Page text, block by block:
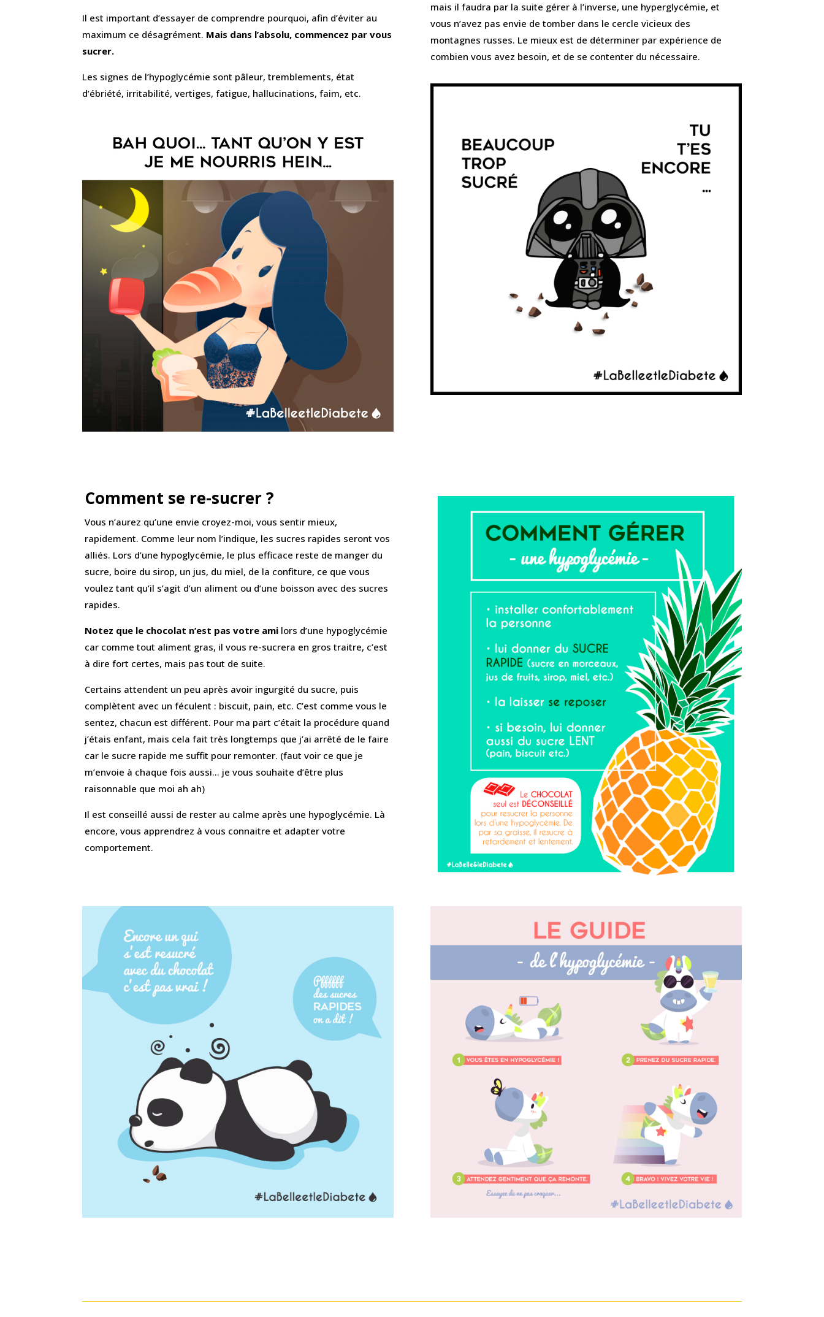
Il est important d’essayer de comprendre pourquoi, afin d’éviter au
maximum ce désagrément. Mais dans l’absolu, commencez par vous
sucrer.
Les signes de l’hypoglycémie sont pâleur, tremblements, état
d’ébriété, irritabilité, vertiges, fatigue, hallucinations, faim, etc.
mais il faudra par la suite gérer à l’inverse, une hyperglycémie, et
vous n’avez pas envie de tomber dans le cercle vicieux des
montagnes russes. Le mieux est de déterminer par expérience de
combien vous avez besoin, et de se contenter du nécessaire.
Comment se re-sucrer ?
Vous n’aurez qu’une envie croyez-moi, vous sentir mieux,
rapidement. Comme leur nom l’indique, les sucres rapides seront vos
alliés. Lors d’une hypoglycémie, le plus efficace reste de manger du
sucre, boire du sirop, un jus, du miel, de la confiture, ce que vous
voulez tant qu’il s’agit d’un aliment ou d’une boisson avec des sucres
rapides.
Notez que le chocolat n’est pas votre ami lors d’une hypoglycémie
car comme tout aliment gras, il vous re-sucrera en gros traitre, c’est
à dire fort certes, mais pas tout de suite.
Certains attendent un peu après avoir ingurgité du sucre, puis
complètent avec un féculent : biscuit, pain, etc. C’est comme vous le
sentez, chacun est différent. Pour ma part c’était la procédure quand
j’étais enfant, mais cela fait très longtemps que j’ai arrêté de le faire
car le sucre rapide me suffit pour remonter. (faut voir ce que je
m’envoie à chaque fois aussi… je vous souhaite d’être plus
raisonnable que moi ah ah)
Il est conseillé aussi de rester au calme après une hypoglycémie. Là
encore, vous apprendrez à vous connaitre et adapter votre
comportement.